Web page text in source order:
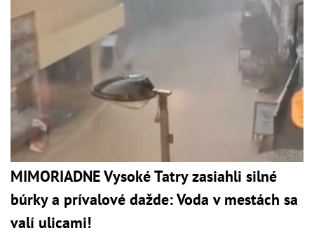
MIMORIADNE Vysoké Tatry zasiahli silné
búrky a prívalové dažde: Voda v mestách sa
valí ulicami!